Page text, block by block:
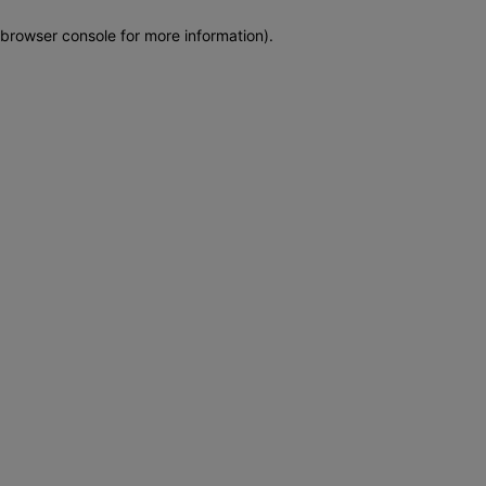
browser console for more information).